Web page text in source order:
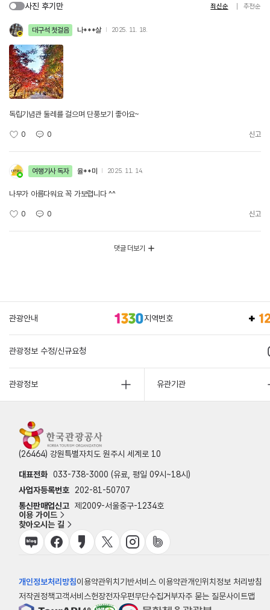
사진 후기만 최신순 추천순
대구석 첫걸음 나***살 2025. 11. 18.
독립기념관 둘레를 걸으며 단풍보기 좋아요~
0 0 신고
여행기사 독자 율**미 2025. 11. 14.
나무가 아름다워요 꼭 가보렵니다 ^^
0 0 신고
댓글 더보기
관광안내 지역번호
관광정보 수정/신규요청
관광정보 유관기관
(26464) 강원특별자치도 원주시 세계로 10
대표전화 033-738-3000 (유료, 평일 09시~18시)
사업자등록번호
202-81-50707
통신판매업신고 제2009-서울중구-1234호
이용 가이드
찾아오시는 길
개인정보처리방침이용약관위치기반서비스 이용약관개인위치정보 처리방침
저작권정책고객서비스헌장전자우편무단수집거부자주 묻는 질문사이트맵